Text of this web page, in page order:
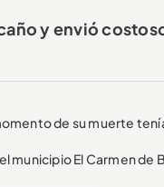
y envió
de su muerte
El Carmen de